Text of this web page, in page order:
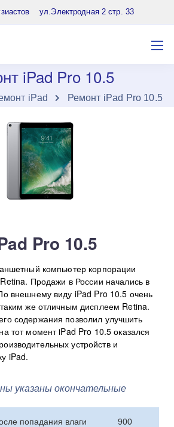
ул.Электродная 2 стр. 33
iPad Pro 10.5
iPad Ремонт iPad Pro 10.5
Pro 10.5
компьютер корпорации
Продажи в России начались в
внешнему виду iPad Pro 10.5 очень
же отличным дисплеем Retina.
содержания позволил улучшить
тот момент iPad Pro 10.5 оказался
устройств и
iPad.
указаны окончательные
попадания влаги 900